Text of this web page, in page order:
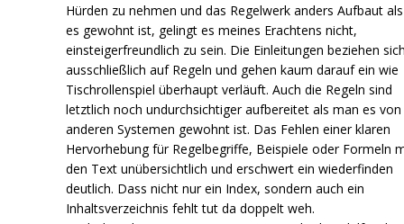
Hürden zu nehmen und das Regelwerk anders Aufbaut
es gewohnt ist, gelingt es meines Erachtens nicht,
einsteigerfreundlich zu sein. Die Einleitungen beziehen
ausschließlich auf Regeln und gehen kaum darauf ein wie
Tischrollenspiel überhaupt verläuft. Auch die Regeln sind
letztlich noch undurchsichtiger aufbereitet als man es von
anderen Systemen gewohnt ist. Das Fehlen einer klaren
Hervorhebung für Regelbegriffe, Beispiele oder Formeln
den Text unübersichtlich und erschwert ein wiederfinden
deutlich. Dass nicht nur ein Index, sondern auch ein
Inhaltsverzeichnis fehlt tut da doppelt weh.